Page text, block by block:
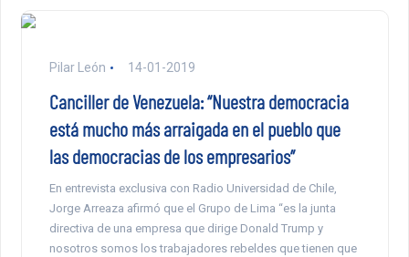
Pilar León 14-01-2019
Canciller de Venezuela: “Nuestra democracia
está mucho más arraigada en el pueblo que
las democracias de los empresarios”
En entrevista exclusiva con Radio Universidad de Chile,
Jorge Arreaza afirmó que el Grupo de Lima “es la junta
directiva de una empresa que dirige Donald Trump y
nosotros somos los trabajadores rebeldes que tienen que